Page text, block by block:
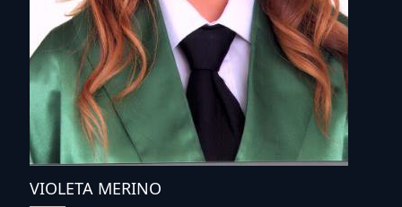
VIOLETA MERINO